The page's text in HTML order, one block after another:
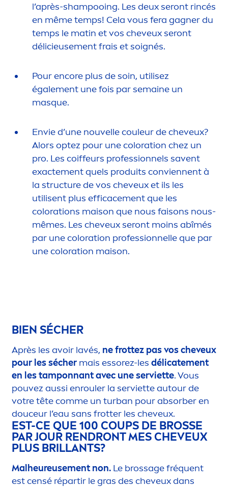
l’après-shampooing. Les deux seront rincés
en même temps! Cela vous fera gagner du
temps le matin et vos cheveux seront
délicieusement frais et soignés.
Pour encore plus de soin, utilisez
également une fois par semaine un
masque.
Envie d’une nouvelle couleur de cheveux?
Alors optez pour unecoloration chez un
pro. Les coiffeurs professionnels savent
exactement quels produits conviennent à
la structure de vos cheveux et ils les
utilisent plus efficacement que les
colorations maison que nous faisons nous-
mêmes. Les cheveux seront moins abîmés
par unecoloration professionnelle que par
unecoloration maison.
BIEN SÉCHER
Après les avoir lavés, ne frottez pas vos cheveux
pour les sécher mais essorez-les délicatement
en les tamponnant avec une serviette. Vous
pouvez aussi enrouler la serviette autour de
votre tête comme un turban pour absorber en
douceur l’eau sans frotter les cheveux.
EST-CE QUE 100 COUPS DE BROSSE
PAR JOUR RENDRONT MES CHEVEUX
PLUS BRILLANTS?
Malheureusement non. Le brossage fréquent
est censé répartir le gras des cheveux dans